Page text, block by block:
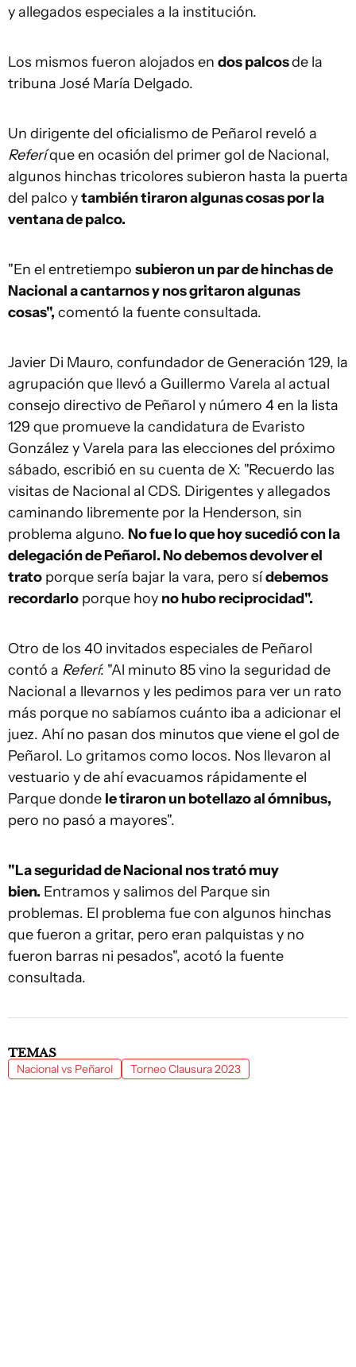
y allegados especiales a la institución.
Los mismos fueron alojados en dos palcosde la
tribuna José María Delgado.
Un dirigente del oficialismo de Peñarol reveló a
Referíque en ocasión del primer gol de Nacional,
algunos hinchas tricolores subieron hasta la puerta
del palco ytambién tiraron algunas cosas por la
ventana de palco.
"En el entretiempo subieron un par de hinchas de
Nacional a cantarnos y nos gritaron algunas
cosas", comentó la fuente consultada.
Javier Di Mauro, confundador de Generación 129, la
agrupación que llevó a Guillermo Varela al actual
consejo directivo de Peñarol y número 4 en la lista
129 que promueve la candidatura de Evaristo
González y Varela para las elecciones del próximo
sábado, escribió en su cuenta de X: "Recuerdo las
visitas de Nacional al CDS. Dirigentes y allegados
caminando libremente por la Henderson, sin
problema alguno. No fue lo que hoy sucedió con la
delegación de Peñarol. No debemos devolver el
trato porque sería bajar la vara, pero sídebemos
recordarlo porque hoy no hubo reciprocidad".
Otro de los 40 invitados especiales de Peñarol
contó a Referí: "Al minuto 85 vino la seguridad de
Nacional a llevarnos y les pedimos para ver un rato
más porque no sabíamos cuánto iba a adicionar el
juez. Ahí no pasan dos minutos que viene el gol de
Peñarol. Lo gritamos como locos. Nos llevaron al
vestuario y de ahí evacuamos rápidamente el
Parque donde le tiraron un botellazo al ómnibus,
pero no pasó a mayores".
"La seguridad de Nacional nos trató muy
bien. Entramos y salimos del Parque sin
problemas. El problema fue con algunos hinchas
que fueron a gritar, pero eran palquistas y no
fueron barras ni pesados", acotó la fuente
consultada.
TEMAS
Nacional vs Peñarol Torneo Clausura 2023